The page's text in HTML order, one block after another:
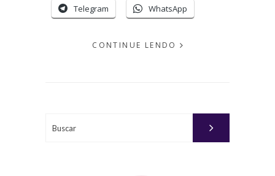
Telegram WhatsApp
CONTINUE LENDO
POR